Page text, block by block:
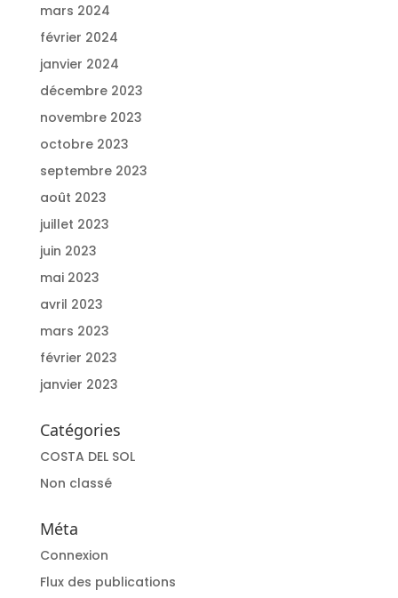
mars 2024
février 2024
janvier 2024
décembre 2023
novembre 2023
octobre 2023
septembre 2023
août 2023
juillet 2023
juin 2023
mai 2023
avril 2023
mars 2023
février 2023
janvier 2023
Catégories
COSTA DEL SOL
Non classé
Méta
Connexion
Flux des publications